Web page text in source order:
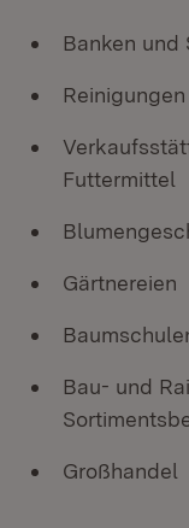
Banken und
Futtermittel
Gärtnereien
Bau- und
Großhandel